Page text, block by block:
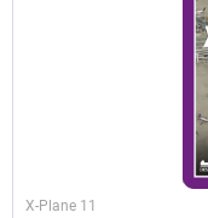
X-Plane 11